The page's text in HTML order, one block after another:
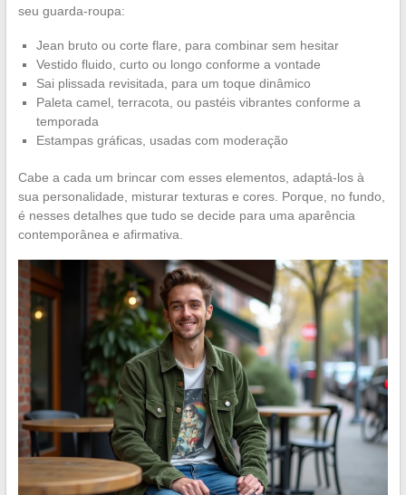
seu guarda-roupa:
Jean bruto ou corte flare, para combinar sem hesitar
Vestido fluido, curto ou longo conforme a vontade
Sai plissada revisitada, para um toque dinâmico
Paleta camel, terracota, ou pastéis vibrantes conforme a
temporada
Estampas gráficas, usadas com moderação
Cabe a cada um brincar com esses elementos, adaptá-los à
sua personalidade, misturar texturas e cores. Porque, no fundo,
é nesses detalhes que tudo se decide para uma aparência
contemporânea e afirmativa.